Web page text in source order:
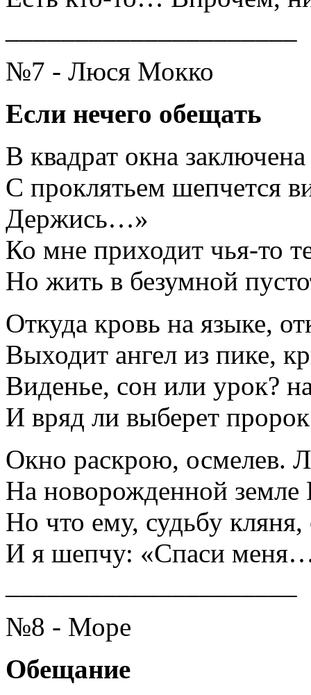
№7 - Люся Мокко
Если нечего обещать
В квадрат окна
С проклятьем шепчется
Держись…»
Ко мне приходит чья-то
Но жить в безумной
Откуда кровь на языке,
Выходит ангел из пике,
Виденье, сон или урок?
И вряд ли выберет
Окно раскрою, осмелев.
На новорожденной земле
Но что ему, судьбу
И я шепчу: «Спаси
№8 - Море
Обещание